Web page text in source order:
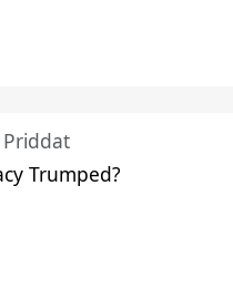
Priddat
Trumped?